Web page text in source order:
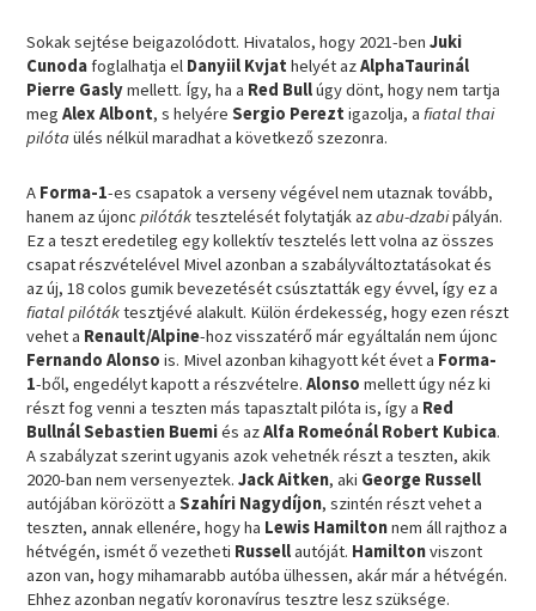
Sokak sejtése beigazolódott. Hivatalos, hogy 2021-benJuki
Cunodafoglalhatja el Danyiil Kvjat helyét azAlphaTaurinál
Pierre Gaslymellett. Így, ha a Red Bullúgy dönt, hogy nem tartja
megAlex Albont, s helyéreSergio Perezt igazolja, afiatal thai
pilótaülés nélkül maradhat a következő szezonra.
A Forma-1-es csapatok a verseny végével nem utaznak tovább,
hanem az újoncpilótáktesztelését folytatják azabu-dzabipályán.
Ez a teszt eredetileg egy kollektív tesztelés lett volna az összes
csapat részvételével Mivel azonban a szabályváltoztatásokat és
az új, 18 colos gumik bevezetését csúsztatták egy évvel, így ez a
fiatal pilótáktesztjévé alakult. Külön érdekesség, hogy ezen részt
vehet a Renault/Alpine-hoz visszatérő már egyáltalán nem újonc
Fernando Alonso is. Mivel azonban kihagyott két évet a Forma-
1-ből, engedélyt kapott a részvételre.Alonso mellett úgy néz ki
részt fog venni a teszten más tapasztalt pilóta is, így a Red
Bullnál Sebastien Buemiés azAlfa Romeónál Robert Kubica.
A szabályzat szerint ugyanis azok vehetnék részt a teszten, akik
2020-ban nem versenyeztek. Jack Aitken, aki George Russell
autójában körözött aSzahíri Nagydíjon, szintén részt vehet a
teszten, annak ellenére, hogy ha Lewis Hamiltonnem áll rajthoz a
hétvégén, ismét ő vezetheti Russellautóját. Hamiltonviszont
azon van, hogy mihamarabb autóba ülhessen, akár már a hétvégén.
Ehhez azonban negatív koronavírus tesztre lesz szüksége.